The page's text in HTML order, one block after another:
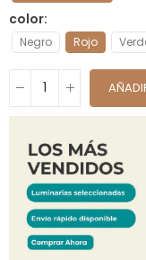
color
Negro Rojo